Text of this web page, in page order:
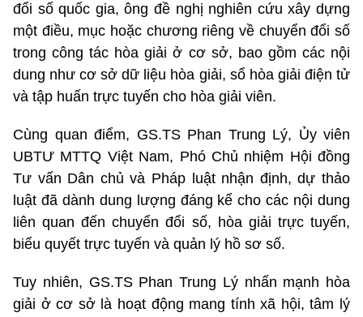
đổi số quốc gia, ông đề nghị nghiên cứu xây dựng
một điều, mục hoặc chương riêng về chuyển đổi số
trong công tác hòa giải ở cơ sở, bao gồm các nội
dung như cơ sở dữ liệu hòa giải, sổ hòa giải điện tử
và tập huấn trực tuyến cho hòa giải viên.
Cùng quan điểm, GS.TS Phan Trung Lý, Ủy viên
UBTƯ MTTQ Việt Nam, Phó Chủ nhiệm Hội đồng
Tư vấn Dân chủ và Pháp luật nhận định, dự thảo
luật đã dành dung lượng đáng kể cho các nội dung
liên quan đến chuyển đổi số, hòa giải trực tuyến,
biểu quyết trực tuyến và quản lý hồ sơ số.
Tuy nhiên, GS.TS Phan Trung Lý nhấn mạnh hòa
giải ở cơ sở là hoạt động mang tính xã hội, tâm lý